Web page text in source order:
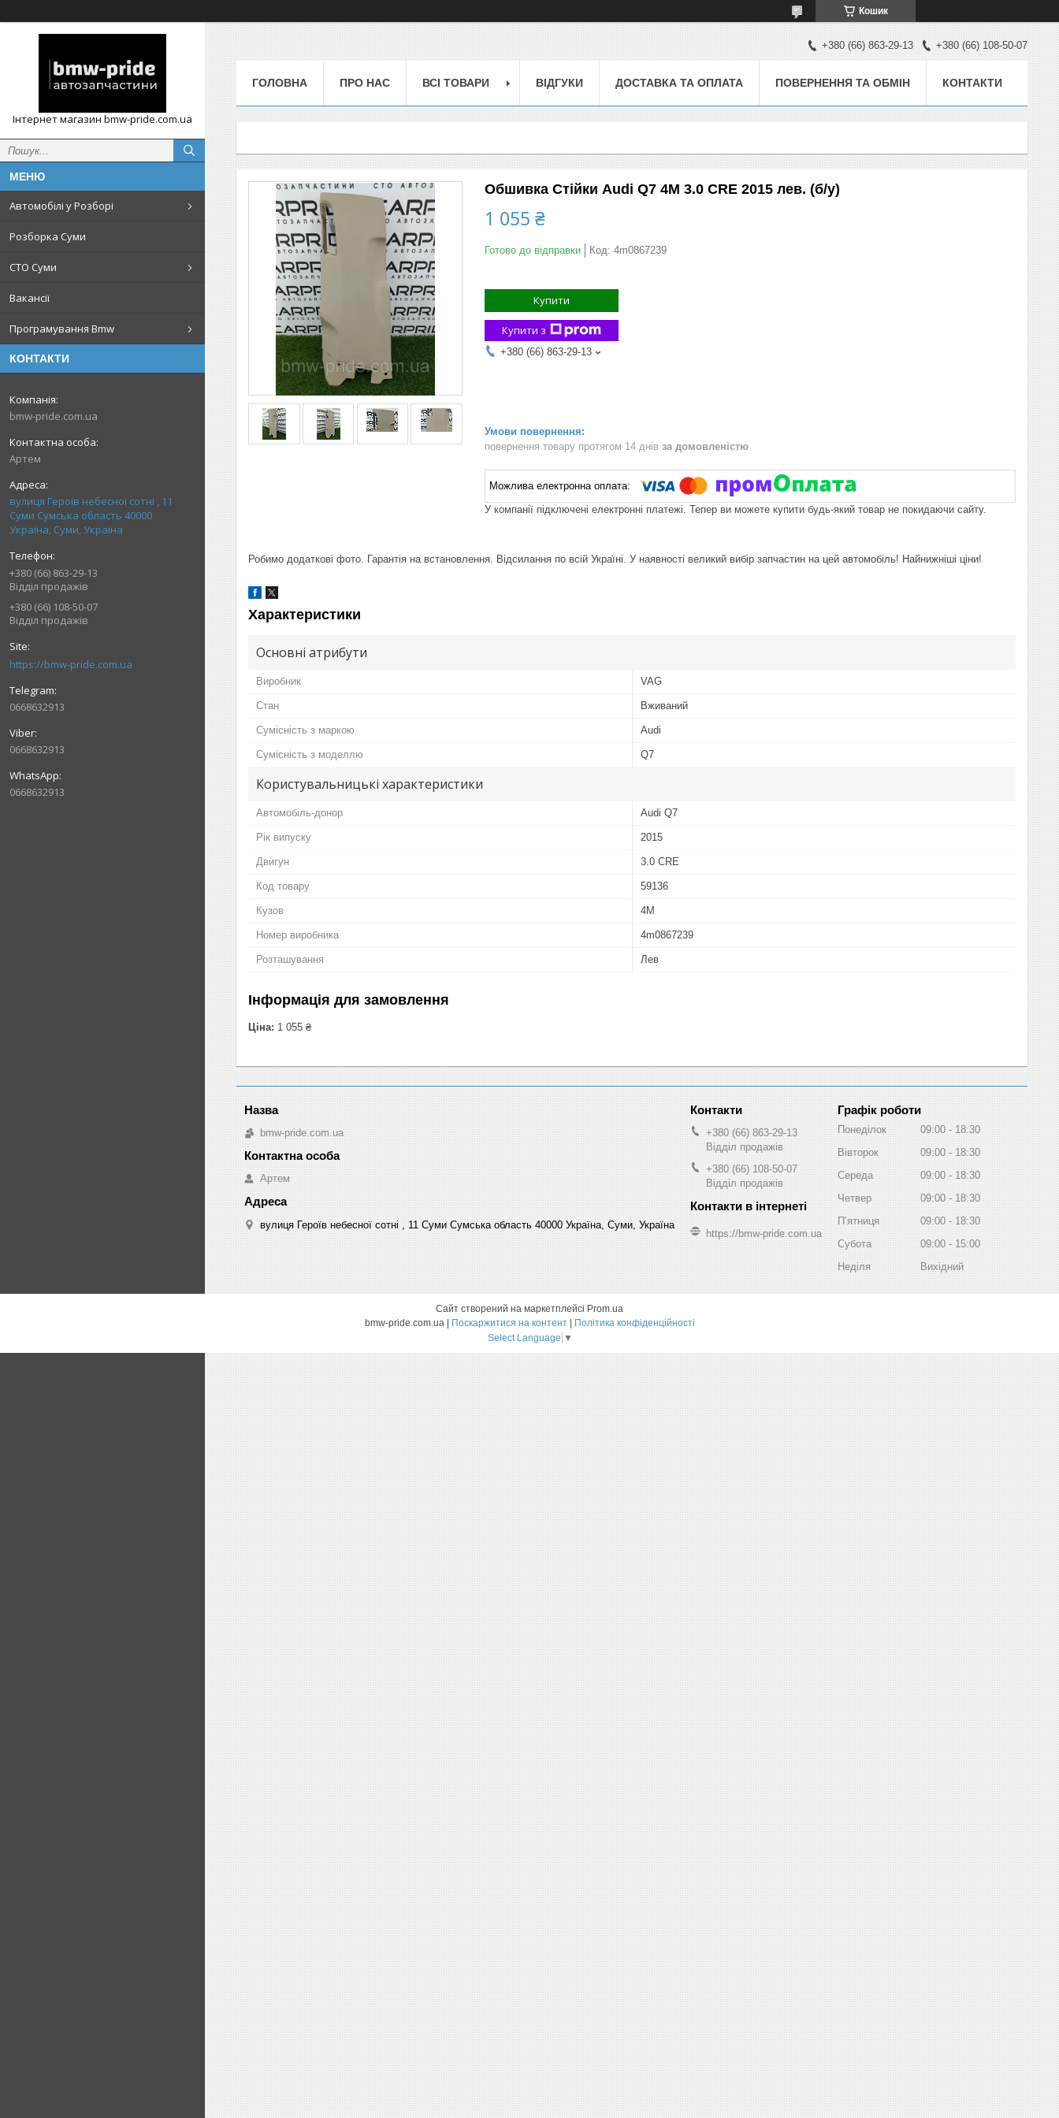
Кошик
Інтернет магазин bmw-pride.com.ua
Автомобілі у Розборі
Розборка Суми
СТО Суми
Вакансії
Програмування Bmw
КОНТАКТИ
bmw-pride.com.ua
Артем
вулиця Героїв небесної сотні , 11
Суми Сумська область 40000
Україна, Суми, Україна
+380 (66) 863-29-13
Відділ продажів
+380 (66) 108-50-07
Відділ продажів
https://bmw-pride.com.ua
0668632913
0668632913
0668632913
+380 (66) 863-29-13 +380 (66) 108-50-07
ГОЛОВНА ПРО НАС ВСІ ТОВАРИ ВІДГУКИ ДОСТАВКА ТА ОПЛАТА ПОВЕРНЕННЯ ТА ОБМІН КОНТАКТИ
Обшивка Стійки Audi Q7 4M 3.0 CRE 2015 лев. (б/у)
1 055 ₴
Готово до відправки Код: 4m0867239
Купити
Купити з
+380 (66) 863-29-13
повернення товару протягом 14 днів за домовленістю
У компанії підключені електронні платежі. Тепер ви можете купити будь-який товар не покидаючи сайту.
Робимо додаткові фото. Гарантія на встановлення. Відсилання по всій Україні. У наявності великий вибір запчастин на цей автомобіль! Найнижніші ціни!
Характеристики
Основні атрибути
Виробник VAG
Стан Вживаний
Сумісність з маркою Audi
Сумісність з моделлю Q7
Користувальницькі характеристики
Автомобіль-донор Audi Q7
Рік випуску 2015
Двигун 3.0 CRE
Код товару 59136
Кузов 4M
Номер виробника 4m0867239
Розташування Лев
Інформація для замовлення
Ціна: 1 055 ₴
bmw-pride.com.ua
Артем
вулиця Героїв небесної сотні , 11 Суми Сумська область 40000 Україна, Суми, Україна
+380 (66) 863-29-13
Відділ продажів
+380 (66) 108-50-07
Відділ продажів
https://bmw-pride.com.ua
Графік роботи
Понеділок 09:00
18:30
Вівторок
09:00
18:30
Середа
09:00
18:30
Четвер
09:00
18:30
Пʼятниця
09:00
18:30
Субота
09:00
15:00
Неділя
Вихідний
Сайт створений на маркетплейсі Prom.ua
Поскаржитися на контент
Політика конфіденційності
Select Language ▼